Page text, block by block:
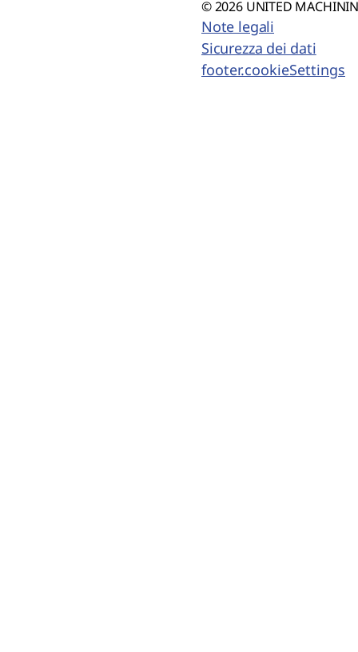
© 2026 UNITED
Note legali
Sicurezza dei dati
footer.cookieSettings